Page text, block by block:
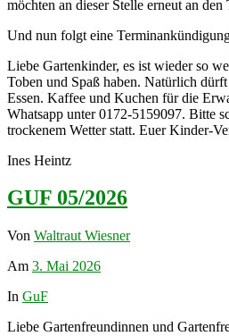
möchten an dieser Stelle erneut an den
Und nun folgt eine
Liebe Gartenkinder, es ist wieder so
Toben und Spaß haben. Natürlich
Essen. Kaffee und Kuchen für die
Whatsapp unter 0172-5159097. Bitte
trockenem Wetter statt. Euer Kinder-
Ines Heintz
GUF 05/2026
Von Waltraut Wiesner
Am 3. Mai 2026
In GuF
Liebe Gartenfreundinnen und